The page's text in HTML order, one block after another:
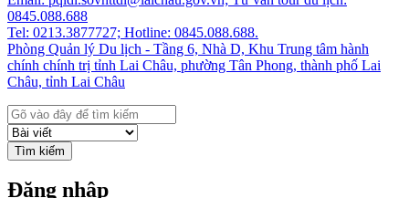
0845.088.688
Tel: 0213.3877727; Hotline: 0845.088.688.
Phòng Quản lý Du lịch - Tầng 6, Nhà D, Khu Trung tâm hành
chính chính trị tỉnh Lai Châu, phường Tân Phong, thành phố Lai
Châu, tỉnh Lai Châu
Tìm kiếm
Đăng nhập